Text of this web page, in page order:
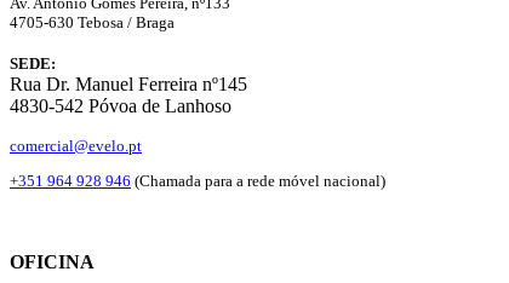
4705-630 Tebosa / Braga
SEDE:
Rua Dr. Manuel Ferreira nº145
4830-542 Póvoa de Lanhoso
comercial@evelo.pt
+351 964 928 946 (Chamada para a rede móvel nacional)
OFICINA